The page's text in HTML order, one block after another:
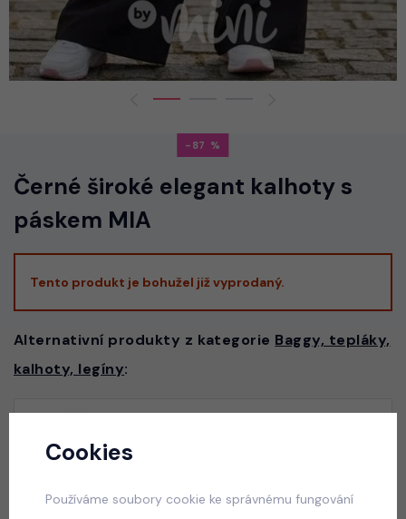
-87
Černé široké elegant kalhoty s
páskem MIA
Tento produkt je bohužel již vyprodaný.
Alternativní produkty z kategorie Baggy, tepláky,
kalhoty, legíny:
skladem
Cookies
Používáme soubory cookie ke správnému fungování